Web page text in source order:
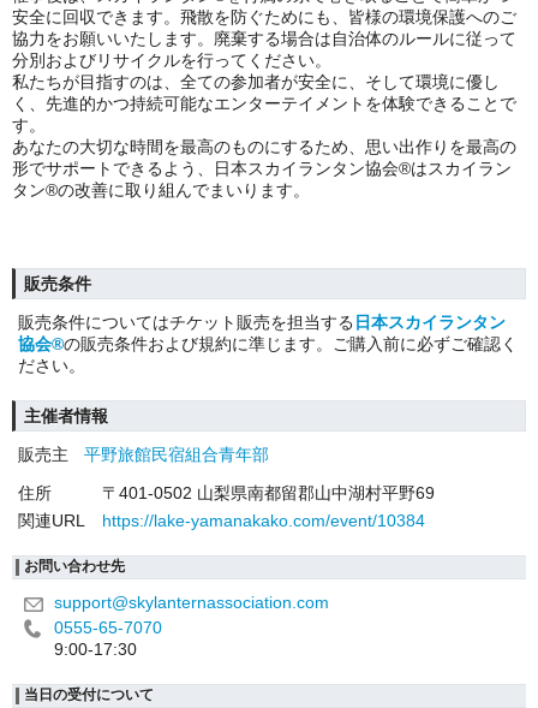
安全に回収できます。飛散を防ぐためにも、皆様の環境保護へのご
協力をお願いいたします。廃棄する場合は自治体のルールに従って
分別およびリサイクルを行ってください。
私たちが目指すのは、全ての参加者が安全に、そして環境に優し
く、先進的かつ持続可能なエンターテイメントを体験できることで
す。
あなたの大切な時間を最高のものにするため、思い出作りを最高の
形でサポートできるよう、日本スカイランタン協会®はスカイラン
タン®の改善に取り組んでまいります。
販売条件
販売条件についてはチケット販売を担当する 日本スカイランタン
協会®の販売条件および規約に準じます。ご購入前に必ずご確認く
ださい。
主催者情報
販売主
平野旅館民宿組合青年部
住所
〒401-0502 山梨県南都留郡山中湖村平野69
関連URL
https://lake-yamanakako.com/event/10384
お問い合わせ先
support@skylanternassociation.com
0555-65-7070
9:00-17:30
当日の受付について